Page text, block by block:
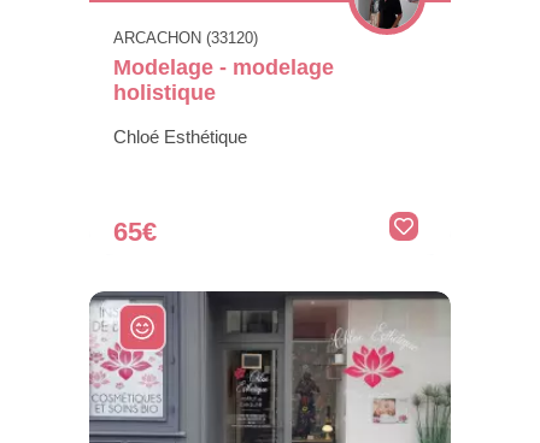
ARCACHON (33120)
Modelage - modelage
holistique
Chloé Esthétique
65€